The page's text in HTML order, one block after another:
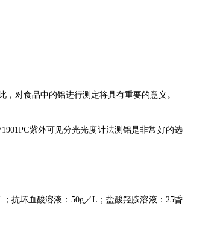
，对食品中的铝进行测定将具有重要的意义。
紫外可见分光光度计法测铝是非常好的选
；抗坏血酸溶液： 50g／L ；盐酸羟胺溶液： 25昏